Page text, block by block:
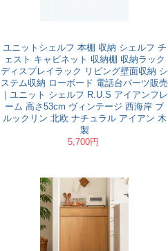
ユニットシェルフ 本棚 収納 シェルフ チ
ェスト キャビネット 収納棚 収納ラック
ディスプレイラック リビング壁面収納 シ
ステム収納 ローボード 電話台パーツ販売
｜ユニット シェルフ R.U.S アイアンフレ
ーム 高さ53cm ヴィンテージ 西海岸 ブ
ルックリン 北欧 ナチュラル アイアン 木
製
5,700円